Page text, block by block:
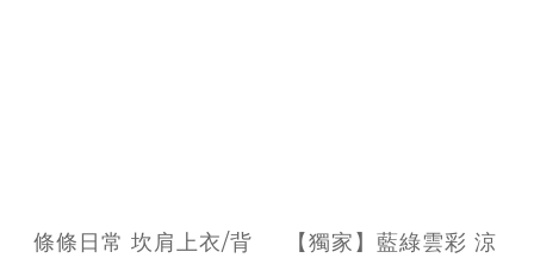
條條日常 坎肩上衣/背
【獨家】藍綠雲彩 涼